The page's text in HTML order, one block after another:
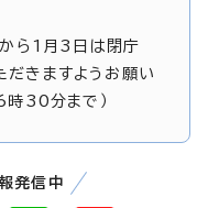
ら1月3日は閉庁
だきますようお願い
時30分まで）
発信中